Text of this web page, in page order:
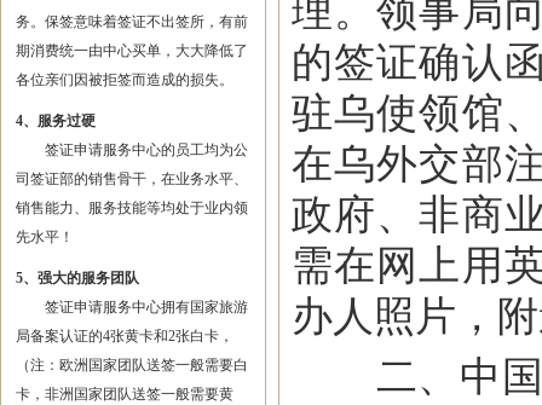
务。保签意味着签证不出签所，有前
期消费统一由中心买单，大大降低了
各位亲们因被拒签而造成的损失。
4、服务过硬
签证申请服务中心的员工均为公
司签证部的销售骨干，在业务水平、
销售能力、服务技能等均处于业内领
先水平！
5、强大的服务团队
签证申请服务中心拥有国家旅游
局备案认证的4张黄卡和2张白卡，
（注：欧洲国家团队送签一般需要白
卡，非洲国家团队送签一般需要黄
理。领事局
的签证确认
驻乌使领馆
在乌外交部
政府、非商
需在网上用
办人照片，
二、中国